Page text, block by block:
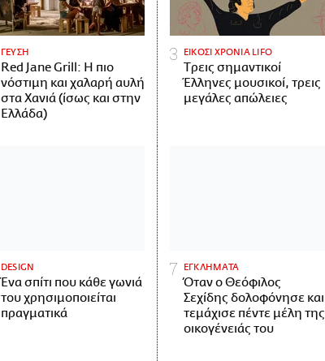
ΓΕΥΣΗ
Red Jane Grill: Η πιο
νόστιμη και χαλαρή αυλή
στα Χανιά (ίσως και στην
Ελλάδα)
ΕΙΚΟΣΙ ΧΡΟΝΙΑ LIFO
Tρεις σημαντικοί
Έλληνες μουσικοί, τρεις
μεγάλες απώλειες
DESIGN
Ένα σπίτι που κάθε γωνιά
του χρησιμοποιείται
πραγματικά
ΕΓΚΛΗΜΑΤΑ
Όταν ο Θεόφιλος
Σεχίδης δολοφόνησε και
τεμάχισε πέντε μέλη της
οικογένειάς του